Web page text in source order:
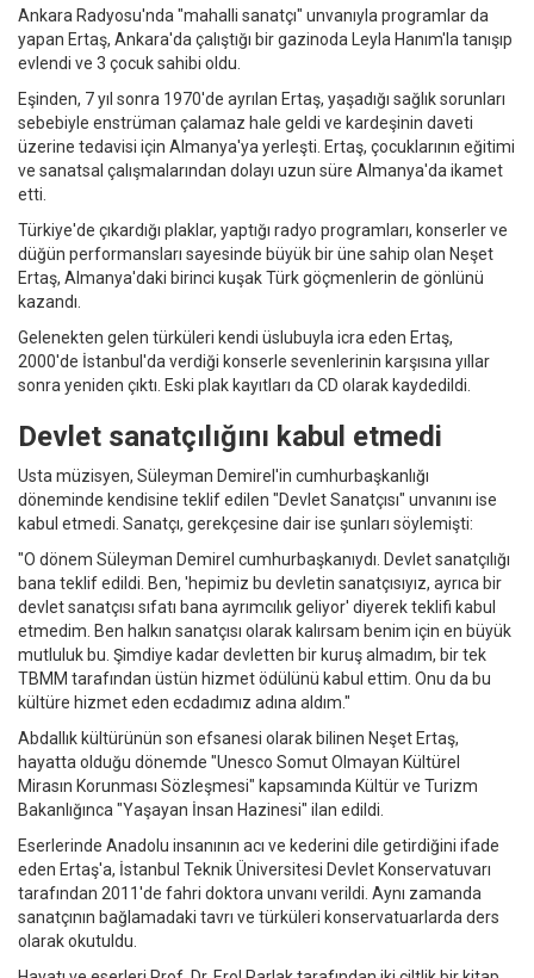
Ankara Radyosu'nda "mahalli sanatçı" unvanıyla programlar da
yapan Ertaş, Ankara'da çalıştığı bir gazinoda Leyla Hanım'la tanışıp
evlendi ve 3 çocuk sahibi oldu.
Eşinden, 7 yıl sonra 1970'de ayrılan Ertaş, yaşadığı sağlık sorunları
sebebiyle enstrüman çalamaz hale geldi ve kardeşinin daveti
üzerine tedavisi için Almanya'ya yerleşti. Ertaş, çocuklarının eğitimi
ve sanatsal çalışmalarından dolayı uzun süre Almanya'da ikamet
etti.
Türkiye'de çıkardığı plaklar, yaptığı radyo programları, konserler ve
düğün performansları sayesinde büyük bir üne sahip olan Neşet
Ertaş, Almanya'daki birinci kuşak Türk göçmenlerin de gönlünü
kazandı.
Gelenekten gelen türküleri kendi üslubuyla icra eden Ertaş,
2000'de İstanbul'da verdiği konserle sevenlerinin karşısına yıllar
sonra yeniden çıktı. Eski plak kayıtları da CD olarak kaydedildi.
Devlet sanatçılığını kabul etmedi
Usta müzisyen, Süleyman Demirel'in cumhurbaşkanlığı
döneminde kendisine teklif edilen "Devlet Sanatçısı" unvanını ise
kabul etmedi. Sanatçı, gerekçesine dair ise şunları söylemişti:
"O dönem Süleyman Demirel cumhurbaşkanıydı. Devlet sanatçılığı
bana teklif edildi. Ben, 'hepimiz bu devletin sanatçısıyız, ayrıca bir
devlet sanatçısı sıfatı bana ayrımcılık geliyor' diyerek teklifi kabul
etmedim. Ben halkın sanatçısı olarak kalırsam benim için en büyük
mutluluk bu. Şimdiye kadar devletten bir kuruş almadım, bir tek
TBMM tarafından üstün hizmet ödülünü kabul ettim. Onu da bu
kültüre hizmet eden ecdadımız adına aldım."
Abdallık kültürünün son efsanesi olarak bilinen Neşet Ertaş,
hayatta olduğu dönemde "Unesco Somut Olmayan Kültürel
Mirasın Korunması Sözleşmesi" kapsamında Kültür ve Turizm
Bakanlığınca "Yaşayan İnsan Hazinesi" ilan edildi.
Eserlerinde Anadolu insanının acı ve kederini dile getirdiğini ifade
eden Ertaş'a, İstanbul Teknik Üniversitesi Devlet Konservatuvarı
tarafından 2011'de fahri doktora unvanı verildi. Aynı zamanda
sanatçının bağlamadaki tavrı ve türküleri konservatuarlarda ders
olarak okutuldu.